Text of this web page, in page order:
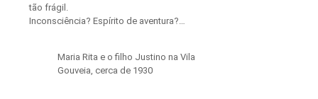
tão frágil.
Inconsciência? Espírito de aventura?…
Maria Rita e o filho Justino na Vila
Gouveia, cerca de 1930